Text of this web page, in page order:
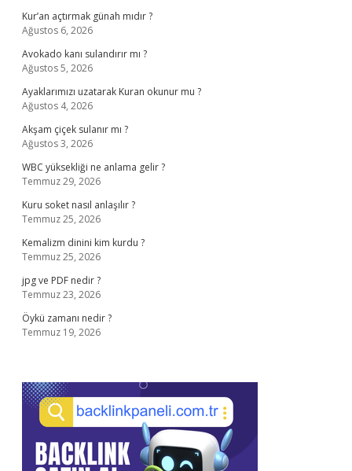
Kur’an açtırmak günah mıdır ?
Ağustos 6, 2026
Avokado kanı sulandırır mı ?
Ağustos 5, 2026
Ayaklarımızı uzatarak Kuran okunur mu ?
Ağustos 4, 2026
Akşam çiçek sulanır mı ?
Ağustos 3, 2026
WBC yüksekliği ne anlama gelir ?
Temmuz 29, 2026
Kuru soket nasıl anlaşılır ?
Temmuz 25, 2026
Kemalizm dinini kim kurdu ?
Temmuz 25, 2026
jpg ve PDF nedir ?
Temmuz 23, 2026
Öykü zamanı nedir ?
Temmuz 19, 2026